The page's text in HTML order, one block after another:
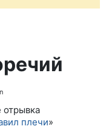
отрывка
плечи»